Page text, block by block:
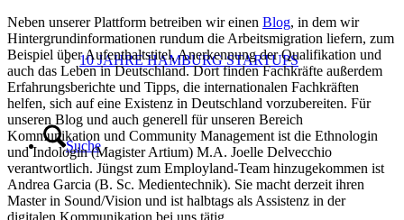
10 JAHRE HAMBURG STARTUPS
Suche
Neben unserer Plattform betreiben wir einen Blog, in dem wir
Hintergrundinformationen rundum die Arbeitsmigration liefern, zum
Beispiel über Aufenthaltstitel, Anerkennung der Qualifikation und
auch das Leben in Deutschland. Dort finden Fachkräfte außerdem
Erfahrungsberichte und Tipps, die internationalen Fachkräften
helfen, sich auf eine Existenz in Deutschland vorzubereiten. Für
unseren Blog und auch generell für unseren Bereich
Kommunikation und Community Management ist die Ethnologin
und Indologin (Magister Artium) M.A. Joelle Delvecchio
verantwortlich. Jüngst zum Employland-Team hinzugekommen ist
Andrea Garcia (B. Sc. Medientechnik). Sie macht derzeit ihren
Master in Sound/Vision und ist halbtags als Assistenz in der
digitalen Kommunikation bei uns tätig.